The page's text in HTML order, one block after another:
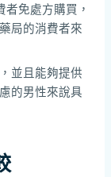
免處方購買，
局的消費者來
並且能夠提供
的男性來說具